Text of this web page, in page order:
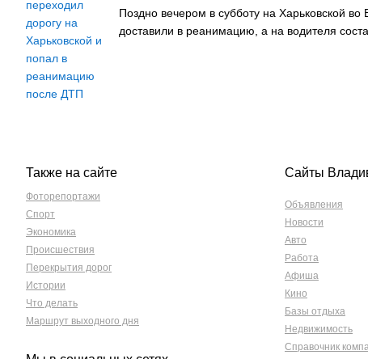
Поздно вечером в субботу на Харьковской
доставили в реанимацию, а на водителя
Также на сайте
Фоторепортажи
Спорт
Экономика
Происшествия
Перекрытия дорог
Истории
Что делать
Маршрут выходного дня
Сайты
Объявления
Новости
Авто
Работа
Афиша
Кино
Базы отдыха
Недвижимость
Справочник